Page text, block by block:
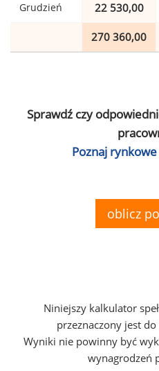
Grudzień 22 530,00
270 360,00
Sprawdź czy
Poznaj rynkowe
oblicz
Niniejszy kalkulator
przeznaczony jest
Wyniki nie powinny być
wynagrodzeń